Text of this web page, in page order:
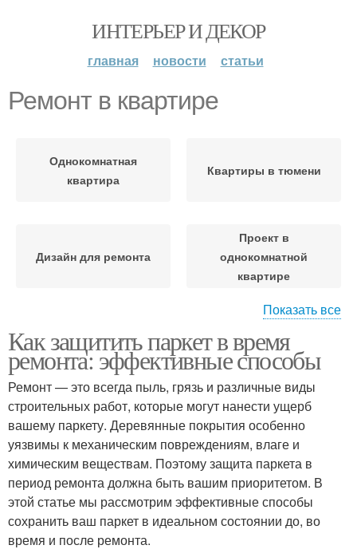
ИНТЕРЬЕР И ДЕКОР
главная новости статьи
Ремонт в квартире
Однокомнатная
квартира
Квартиры в тюмени
Дизайн для ремонта
Проект в
однокомнатной
квартире
ремонта
Работы в квартире
Помещения к ремонту
Двухкомнатная
квартира
Квартиры под ключ Работы по ремонту
Показать все
Как защитить паркет в время
ремонта: эффективные способы
Ремонт — это всегда пыль, грязь и различные виды
строительных работ, которые могут нанести ущерб
вашему паркету. Деревянные покрытия особенно
уязвимы к механическим повреждениям, влаге и
химическим веществам. Поэтому защита паркета в
период ремонта должна быть вашим приоритетом. В
этой статье мы рассмотрим эффективные способы
сохранить ваш паркет в идеальном состоянии до, во
время и после ремонта.